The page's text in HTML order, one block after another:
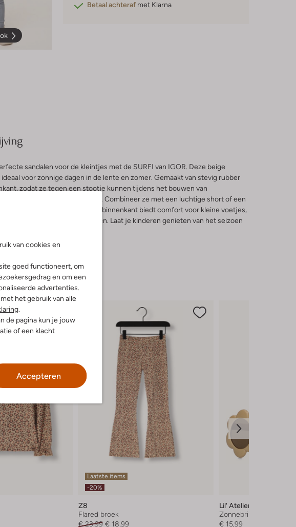
van cookies en
goed functioneert, om
en om een
advertenties.
het gebruik van alle
.
de pagina kun je jouw
of een klacht
Accepteren
Betaal achteraf met Klarna
sandalen voor de kleintjes met de SURFI van IGOR. Deze beige
voor zonnige dagen in de lente en zomer. Gemaakt van stevig rubber
zodat ze tegen een stootje kunnen tijdens het bouwen van
of het rennen door de sproeier. Combineer ze met een luchtige short of een
voor een speelse look. De binnenkant biedt comfort voor kleine voetjes,
dag zorgeloos kunnen spelen. Laat je kinderen genieten van het seizoen
Laatste items
-20%
Z8
Flared broek
€ 23,99 € 18,99
Lil' Atelier
Zonnebril
€ 15,99